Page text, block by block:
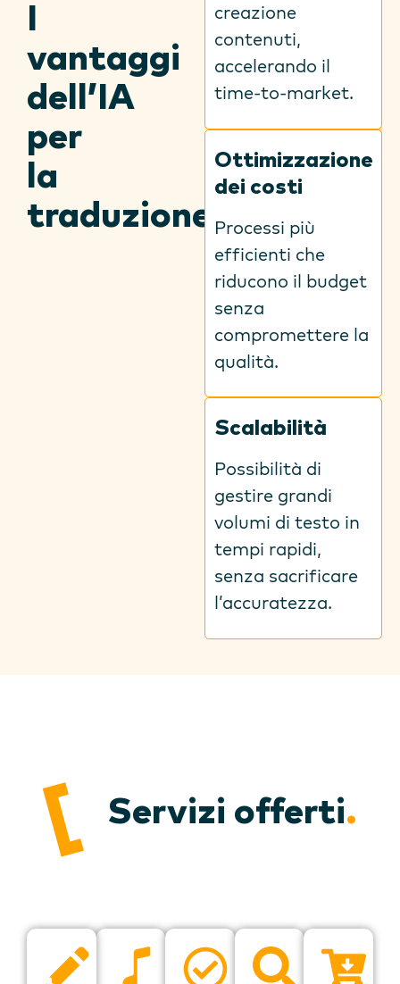
vantaggi
dell’IA
per
la
traduzione .
creazione
contenuti,
accelerando il
time-to-market.
Ottimizzazione
dei costi
Processi più
efficienti che
riducono il budget
senza
compromettere la
qualità.
Scalabilità
Possibilità di
gestire grandi
volumi di testo in
tempi rapidi,
senza sacrificare
l’accuratezza.
Servizi offerti.